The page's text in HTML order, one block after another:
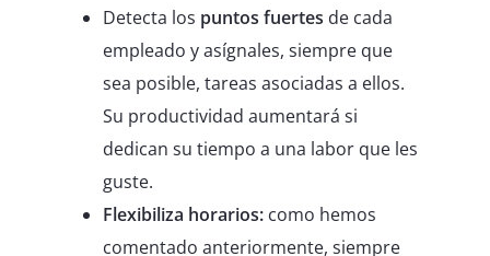
Detecta los puntos fuertes de cada
empleado y asígnales, siempre que
sea posible, tareas asociadas a ellos.
Su productividad aumentará si
dedican su tiempo a una labor que les
guste.
Flexibiliza horarios: como hemos
comentado anteriormente, siempre